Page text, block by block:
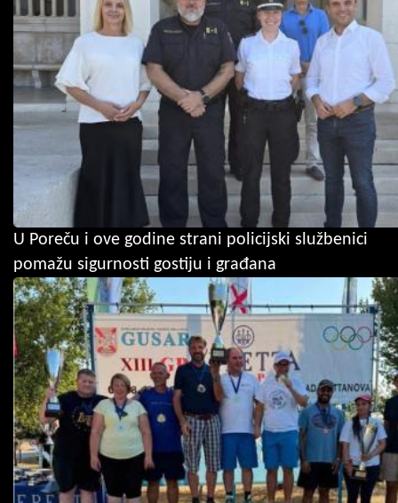
U Poreču i ove godine strani policijski službenici
pomažu sigurnosti gostiju i građana